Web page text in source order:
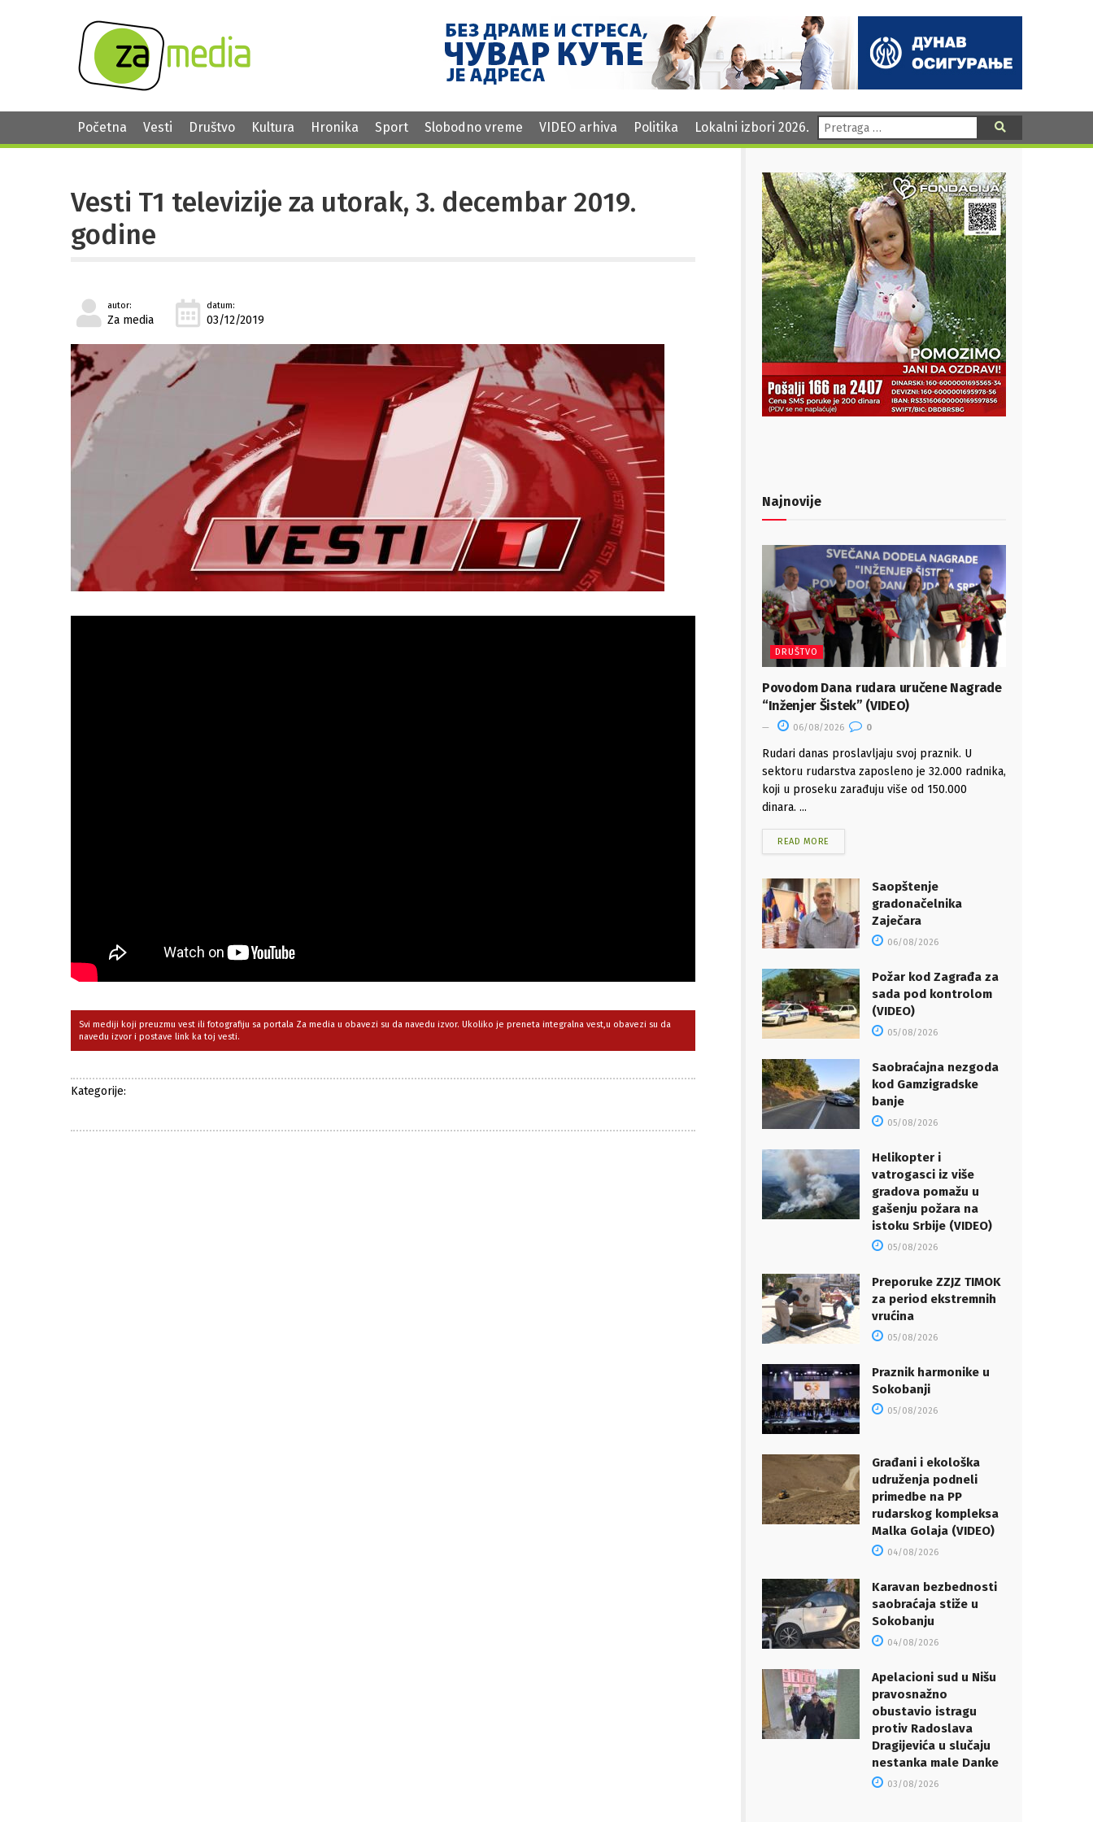
Početna Vesti Društvo Kultura Hronika Sport Slobodno vreme VIDEO arhiva Politika Lokalni izbori 2026. Pretraga:
Vesti T1 televizije za utorak, 3. decembar 2019.
godine
autor:
Za media
datum:
03/12/2019
Svi mediji koji preuzmu vest ili fotografiju sa portala Za media u obavezi su da navedu izvor. Ukoliko je preneta integralna vest,u obavezi su da
navedu izvor i postave link ka toj vesti.
Kategorije:
Najnovije
DRUŠTVO
Povodom Dana rudara uručene Nagrade
“Inženjer Šistek” (VIDEO)
06/08/2026 0
Rudari danas proslavljaju svoj praznik. U
sektoru rudarstva zaposleno je 32.000 radnika,
koji u proseku zarađuju više od 150.000
dinara. ...
READ MORE
Saopštenje
gradonačelnika
Zaječara
06/08/2026
Požar kod Zagrađa za
sada pod kontrolom
(VIDEO)
05/08/2026
Saobraćajna nezgoda
kod Gamzigradske
banje
05/08/2026
Helikopter i
vatrogasci iz više
gradova pomažu u
gašenju požara na
istoku Srbije (VIDEO)
05/08/2026
Preporuke ZZJZ TIMOK
za period ekstremnih
vrućina
05/08/2026
Praznik harmonike u
Sokobanji
05/08/2026
Građani i ekološka
udruženja podneli
primedbe na PP
rudarskog kompleksa
Malka Golaja (VIDEO)
04/08/2026
Karavan bezbednosti
saobraćaja stiže u
Sokobanju
04/08/2026
Apelacioni sud u Nišu
pravosnažno
obustavio istragu
protiv Radoslava
Dragijevića u slučaju
nestanka male Danke
03/08/2026